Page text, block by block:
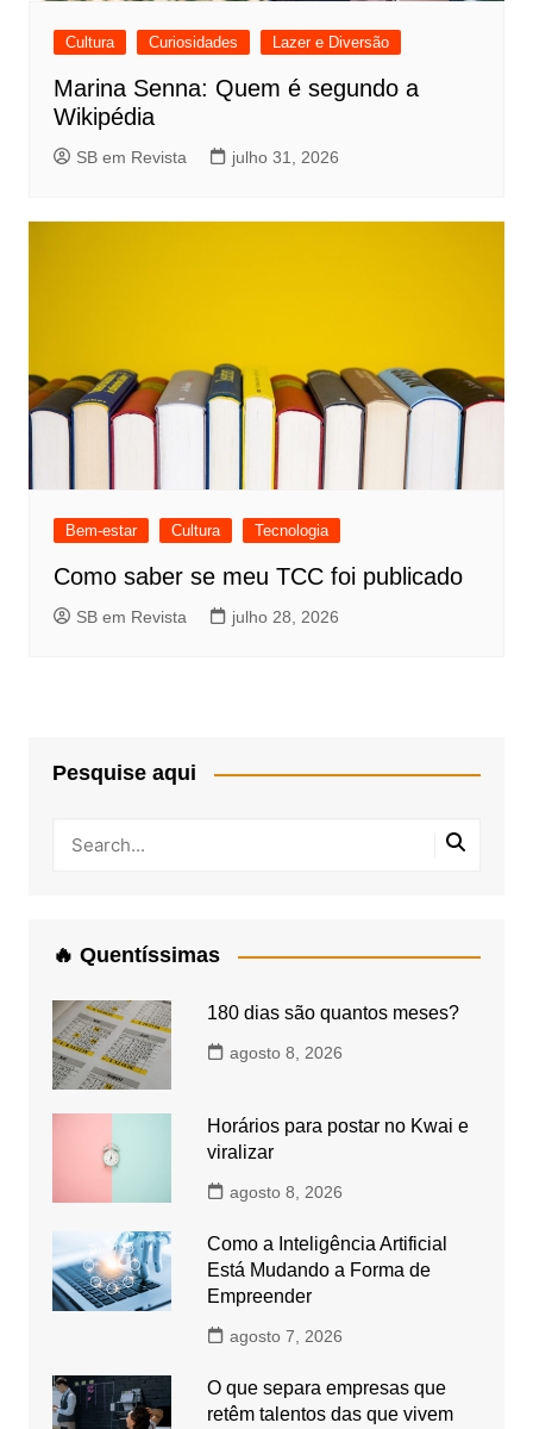
Cultura Curiosidades Lazer e Diversão
Marina Senna: Quem é segundo a
Wikipédia
SB em Revista julho 31, 2026
Bem-estar Cultura Tecnologia
Como saber se meu TCC foi publicado
SB em Revista julho 28, 2026
Pesquise aqui
🔥 Quentíssimas
180 dias são quantos meses?
agosto 8, 2026
Horários para postar no Kwai e
viralizar
agosto 8, 2026
Como a Inteligência Artificial
Está Mudando a Forma de
Empreender
agosto 7, 2026
O que separa empresas que
retêm talentos das que vivem